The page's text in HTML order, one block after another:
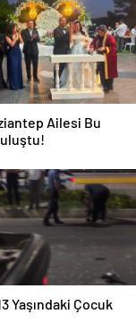
Ailesi Bu
Yaşındaki Çocuk